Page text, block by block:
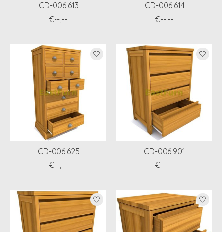
ICD-006.613
€--,--
ICD-006.614
€--,--
ICD-006.625
€--,--
ICD-006.901
€--,--